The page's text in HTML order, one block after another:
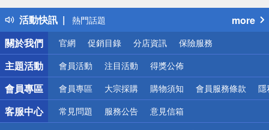
活動快訊
得獎公告
熱門話題
銀行優惠
偏遠地區配送
詐騙網頁！請小心！
more
關於我們
官網 促銷目錄 分店資訊 保險服務
主題活動 會員活動 注目活動 得獎公佈
會員專區 會員專區 大宗採購 購物須知 會員服務條款 隱
客服中心 常見問題 服務公告 意見信箱